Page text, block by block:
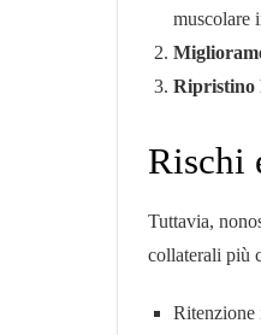
muscolare
Ripristino
Rischi
Tuttavia,
collaterali più
Ritenzione